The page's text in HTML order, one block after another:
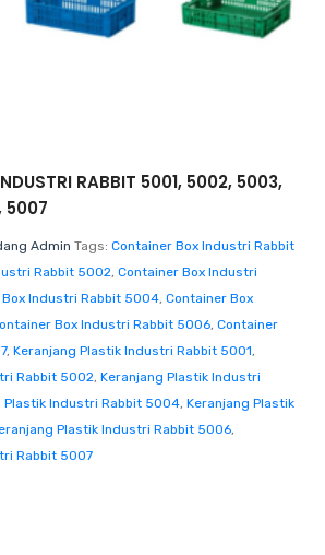
RABBIT 5001, 5002, 5003,
5007
Admin Tags: Container Box Industri Rabbit
Rabbit 5002, Container Box Industri
Industri Rabbit 5004, Container Box
Box Industri Rabbit 5006, Container
, Keranjang Plastik Industri Rabbit 5001,
Rabbit 5002, Keranjang Plastik Industri
Plastik Industri Rabbit 5004, Keranjang Plastik
Plastik Industri Rabbit 5006,
Rabbit 5007